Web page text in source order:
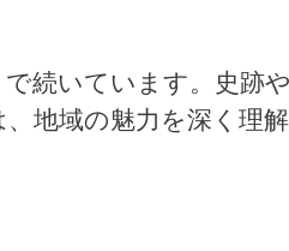
続いています。史跡や
地域の魅力を深く理